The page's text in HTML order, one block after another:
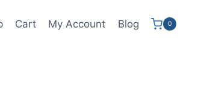
Cart My Account Blog 0